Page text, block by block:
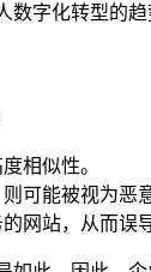
字化转型的
相似性。
可能被视为恶意
网站，从而误